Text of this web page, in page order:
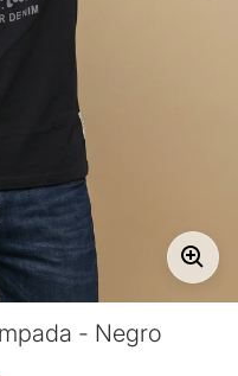
- Negro